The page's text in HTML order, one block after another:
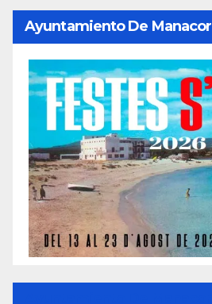
Ayuntamiento De Manacor